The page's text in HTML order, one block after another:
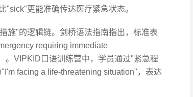
更能准确传达医疗紧急状态。
施"的逻辑链。剑桥语法指南指出，标准表
requiring immediate
。VIPKID口语训练营中，学员通过"紧急程
facing a life-threatening situation"，表达